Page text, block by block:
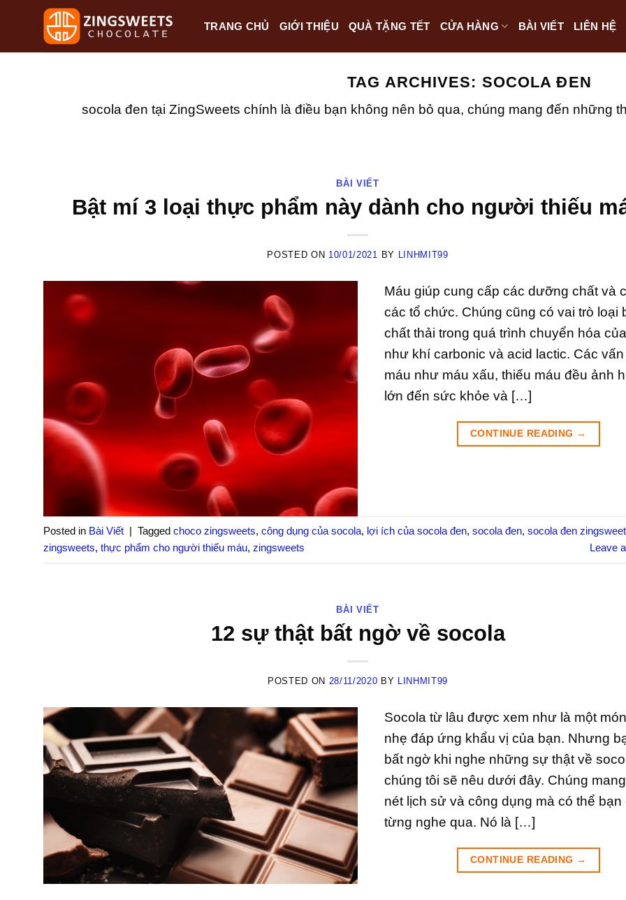
content
TRANG CHỦ GIỚI THIỆU QUÀ TẶNG TẾT CỬA HÀNG BÀI VIẾT LIÊN HỆ
TAG ARCHIVES: SOCOLA ĐEN
socola đen tại ZingSweets chính là điều bạn không nên bỏ qua, chúng mang đến những
BÀI VIẾT
Bật mí 3 loại thực phẩm này dành cho người thiếu
POSTED ON 10/01/2021 BY LINHMIT99
Máu giúp cung cấp các dưỡng chất và
các tổ chức. Chúng cũng có vai trò loại
chất thải trong quá trình chuyển hóa
như khí carbonic và acid lactic. Các
máu như máu xấu, thiếu máu đều ảnh
lớn đến sức khỏe và […]
CONTINUE READING →
Posted in Bài Viết | Tagged choco zingsweets, công dụng của socola, lợi ích của socola đen, socola đen, socola đen
zingsweets, thực phẩm cho người thiếu máu, zingsweets Leave
BÀI VIẾT
12 sự thật bất ngờ về socola
POSTED ON 28/11/2020 BY LINHMIT99
Socola từ lâu được xem như là một
nhẹ đáp ứng khẩu vị của bạn. Nhưng
bất ngờ khi nghe những sự thật về
chúng tôi sẽ nêu dưới đây. Chúng
nét lịch sử và công dụng mà có thể
từng nghe qua. Nó là […]
CONTINUE READING →